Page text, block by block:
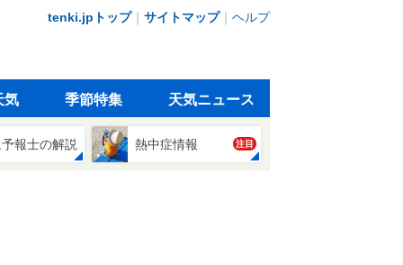
tenki.jpトップ｜ サイトマップ｜ ヘルプ
気 季節特集 天気ニュース
報士の解説 熱中症情報 注目